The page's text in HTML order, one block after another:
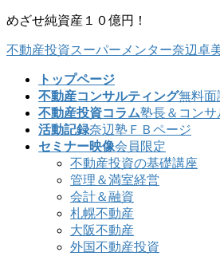
コ
テ
ナ
ゲ
めざせ純資産１０億円！
不動産投資スーパーメンター奈辺卓
トップページ
不動産コンサルティング無料面
不動産投資コラム塾長＆コン
活動記録奈辺塾ＦＢページ
セミナー映像会員限定
不動産投資の基礎講座
管理＆満室経営
会計＆融資
札幌不動産
大阪不動産
外国不動産投資